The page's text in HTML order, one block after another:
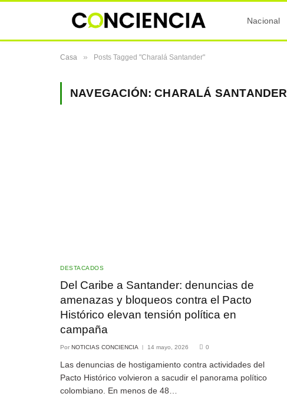
Nacional
Casa » Posts Tagged "Charalá Santander"
NAVEGACIÓN:CHARALÁ SANTANDER
DESTACADOS
Del Caribe a Santander: denuncias de
amenazas y bloqueos contra el Pacto
Histórico elevan tensión política en
campaña
Por NOTICIAS CONCIENCIA 14 mayo, 2026 0
Las denuncias de hostigamiento contra actividades del
Pacto Histórico volvieron a sacudir el panorama político
colombiano. En menos de 48…